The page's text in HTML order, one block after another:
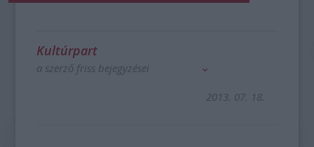
Kultúrpart
a szerző friss bejegyzései
2013. 07. 18.